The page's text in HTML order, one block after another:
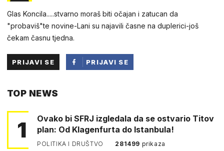
Glas Koncila.....stvarno moraš biti očajan i zatucan da
"probaviš"te novine-Lani su najavili časne na duplerici-još
čekam časnu tjedna.
PRIJAVI SE
PRIJAVI SE
TOP NEWS
1
Ovako bi SFRJ izgledala da se ostvario Titov
plan: Od Klagenfurta do Istanbula!
POLITIKA I DRUŠTVO 281499 prikaza